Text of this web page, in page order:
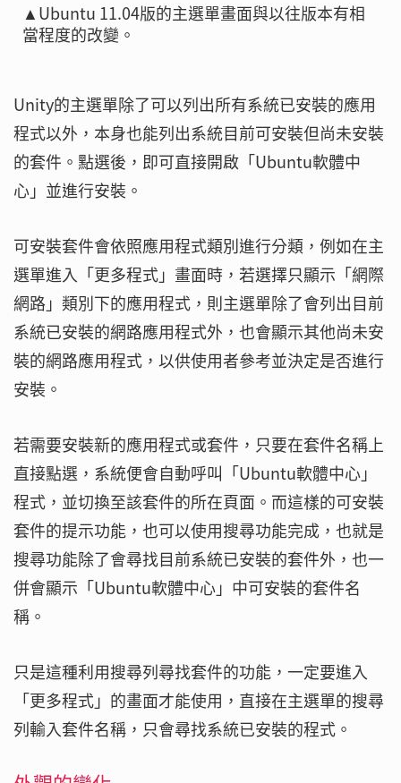
▲Ubuntu 11.04版的主選單畫面與以往版本有相
當程度的改變。
Unity的主選單除了可以列出所有系統已安裝的應用
程式以外，本身也能列出系統目前可安裝但尚未安裝
的套件。點選後，即可直接開啟「Ubuntu軟體中
心」並進行安裝。
可安裝套件會依照應用程式類別進行分類，例如在主
選單進入「更多程式」畫面時，若選擇只顯示「網際
網路」類別下的應用程式，則主選單除了會列出目前
系統已安裝的網路應用程式外，也會顯示其他尚未安
裝的網路應用程式，以供使用者參考並決定是否進行
安裝。
若需要安裝新的應用程式或套件，只要在套件名稱上
直接點選，系統便會自動呼叫「Ubuntu軟體中心」
程式，並切換至該套件的所在頁面。而這樣的可安裝
套件的提示功能，也可以使用搜尋功能完成，也就是
搜尋功能除了會尋找目前系統已安裝的套件外，也一
併會顯示「Ubuntu軟體中心」中可安裝的套件名
稱。
只是這種利用搜尋列尋找套件的功能，一定要進入
「更多程式」的畫面才能使用，直接在主選單的搜尋
列輸入套件名稱，只會尋找系統已安裝的程式。